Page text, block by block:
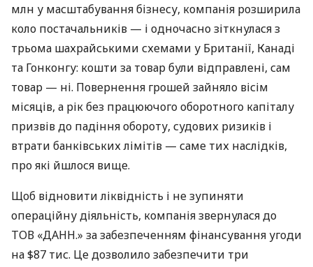
млн у масштабування бізнесу, компанія розширила
коло постачальників — і одночасно зіткнулася з
трьома шахрайськими схемами у Британії, Канаді
та Гонконгу: кошти за товар були відправлені, сам
товар — ні. Повернення грошей зайняло вісім
місяців, а рік без працюючого оборотного капіталу
призвів до падіння обороту, судових ризиків і
втрати банківських лімітів — саме тих наслідків,
про які йшлося вище.
Щоб відновити ліквідність і не зупиняти
операційну діяльність, компанія звернулася до
ТОВ «ДАНН.» за забезпеченням фінансування угоди
на $87 тис. Це дозволило забезпечити три